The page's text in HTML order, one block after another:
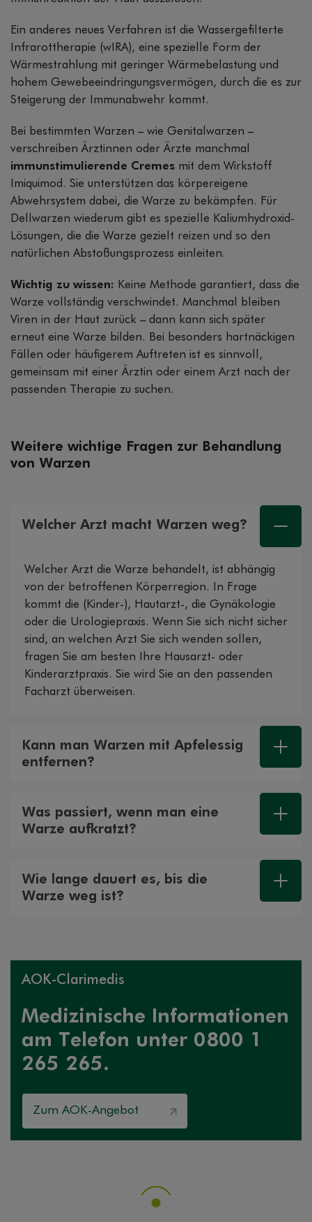
Ein anderes neues Verfahren ist die Wassergefilterte
Infrarottherapie (wIRA), eine spezielle Form der
Wärmestrahlung mit geringer Wärmebelastung und
hohem Gewebeeindringungsvermögen, durch die es zur
Steigerung der Immunabwehr kommt.
Bei bestimmten Warzen – wie Genitalwarzen –
verschreiben Ärztinnen oder Ärzte manchmal
immunstimulierende Cremes mit dem Wirkstoff
Imiquimod. Sie unterstützen das körpereigene
Abwehrsystem dabei, die Warze zu bekämpfen. Für
Dellwarzen wiederum gibt es spezielle Kaliumhydroxid-
Lösungen, die die Warze gezielt reizen und so den
natürlichen Abstoßungsprozess einleiten.
Wichtig zu wissen: Keine Methode garantiert, dass die
Warze vollständig verschwindet. Manchmal bleiben
Viren in der Haut zurück – dann kann sich später
erneut eine Warze bilden. Bei besonders hartnäckigen
Fällen oder häufigerem Auftreten ist es sinnvoll,
gemeinsam mit einer Ärztin oder einem Arzt nach der
passenden Therapie zu suchen.
Weitere wichtige Fragen zur Behandlung
von Warzen
Welcher Arzt macht Warzen weg?
Welcher Arzt die Warze behandelt, ist abhängig
von der betroffenen Körperregion. In Frage
kommt die (Kinder-), Hautarzt-, die Gynäkologie
oder die Urologiepraxis. Wenn Sie sich nicht sicher
sind, an welchen Arzt Sie sich wenden sollen,
fragen Sie am besten Ihre Hausarzt- oder
Kinderarztpraxis. Sie wird Sie an den passenden
Facharzt überweisen.
Kann man Warzen mit Apfelessig
entfernen?
Was passiert, wenn man eine
Warze aufkratzt?
Wie lange dauert es, bis die
Warze weg ist?
AOK-Clarimedis
Medizinische Informationen
am Telefon unter 0800 1
265 265.
Zum AOK-Angebot